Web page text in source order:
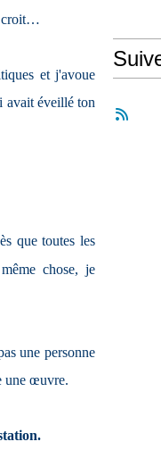
croit…
et j'avoue
avait éveillé ton
que toutes les
chose, je
une personne
une œuvre.